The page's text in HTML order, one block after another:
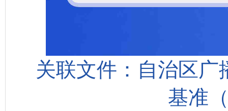
关联文件：自治区
基准